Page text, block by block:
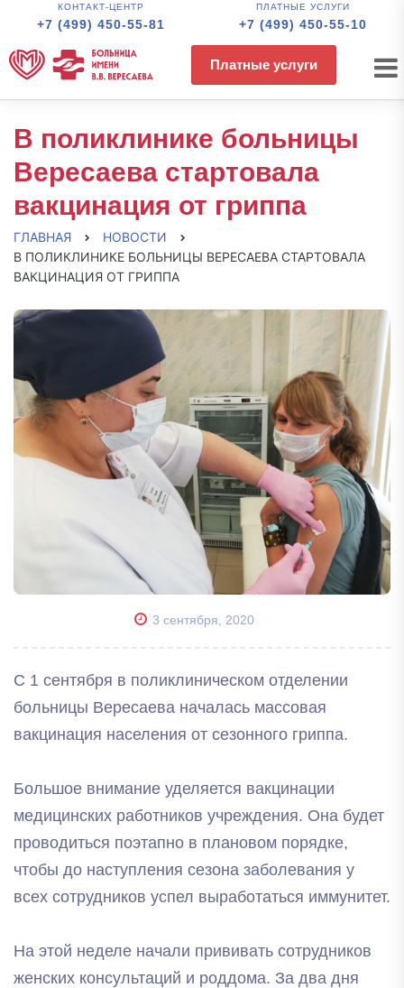
КОНТАКТ-ЦЕНТР
+7 (499) 450-55-81
ПЛАТНЫЕ УСЛУГИ
+7 (499) 450-55-10
Платные услуги
В поликлинике больницы
Вересаева стартовала
вакцинация от гриппа
ГЛАВНАЯ
НОВОСТИ
В ПОЛИКЛИНИКЕ БОЛЬНИЦЫ ВЕРЕСАЕВА СТАРТОВАЛА
ВАКЦИНАЦИЯ ОТ ГРИППА
3 сентября, 2020
С 1 сентября в поликлиническом отделении
больницы Вересаева началась массовая
вакцинация населения от сезонного гриппа.
Большое внимание уделяется вакцинации
медицинских работников учреждения. Она будет
проводиться поэтапно в плановом порядке,
чтобы до наступления сезона заболевания у
всех сотрудников успел выработаться иммунитет.
На этой неделе начали прививать сотрудников
женских консультаций и роддома. За два дня